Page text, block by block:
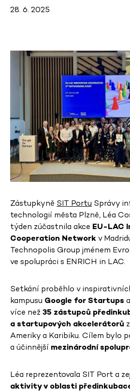
28. 6. 2025
Zástupkyně SIT Portu Správy
technologií města Plzně, Léa
týden zúčastnila akce EU-LAC
Cooperation Networkv
Technopolis Group jménem
ve spolupráci s ENRICH in LAC.
Setkání proběhlo v
kampusu Google for Startups
více než 35 zástupců
a startupových akcelerátorů
Ameriky a Karibiku. Cílem bylo
a účinnější mezinárodní
Léa reprezentovala SIT Port a
aktivity v oblasti